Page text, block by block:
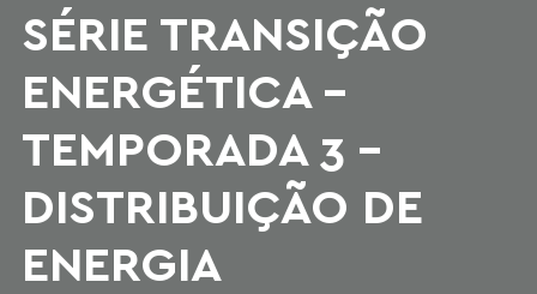
SÉRIE TRANSIÇÃO
ENERGÉTICA -
TEMPORADA 3 -
DISTRIBUIÇÃO DE
ENERGIA